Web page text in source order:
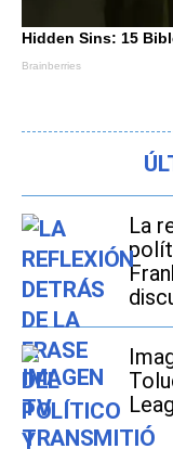
La